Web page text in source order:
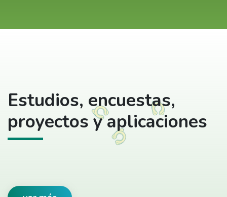
Estudios, encuestas,
proyectos y aplicaciones